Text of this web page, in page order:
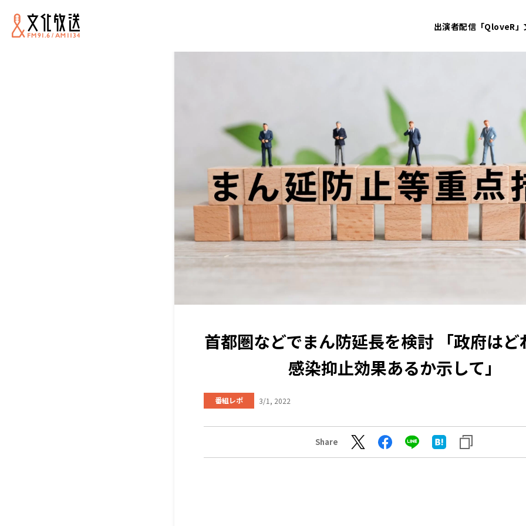
出演者配信「QloveR」
首都圏などでまん防延長を検討 「政府はど
感染抑止効果あるか示して」
番組レポ 3/1, 2022
Share